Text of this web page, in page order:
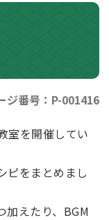
ジ番号：P-001416
室を開催してい
ピをまとめまし
加えたり、BGM